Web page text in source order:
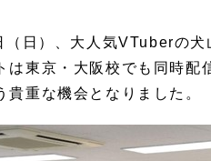
（日）、大人気VTuberの犬
は東京・大阪校でも同時
貴重な機会となりました。